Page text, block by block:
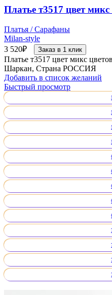
Платье т3517 цвет микс
Платья / Сарафаны
Milan-style
3 520₽ Заказ в 1 клик
Платье т3517 цвет микс
Шаркан, Страна РОССИЯ
Добавить в список желаний
Быстрый просмотр